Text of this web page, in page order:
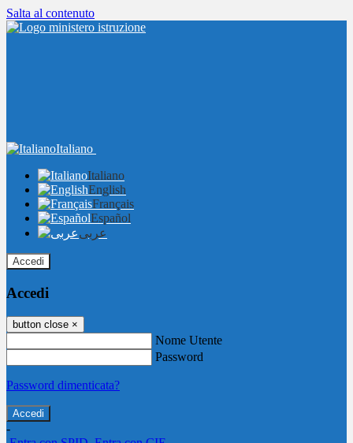
Salta al contenuto
Italiano
Italiano
English
Français
Español
عربى
Accedi
Accedi
button close ×
Nome Utente
Password
Password dimenticata?
-